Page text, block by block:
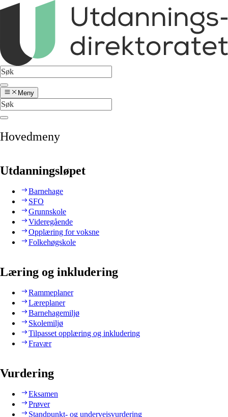
Meny
Hovedmeny
Utdanningsløpet
Barnehage
SFO
Grunnskole
Videregående
Opplæring for voksne
Folkehøgskole
Læring og inkludering
Rammeplaner
Læreplaner
Barnehagemiljø
Skolemiljø
Tilpasset opplæring og inkludering
Fravær
Vurdering
Eksamen
Prøver
Standpunkt- og underveisvurdering